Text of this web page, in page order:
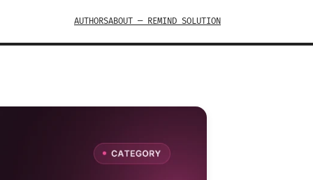
AUTHORSABOUT — REMIND SOLUTION